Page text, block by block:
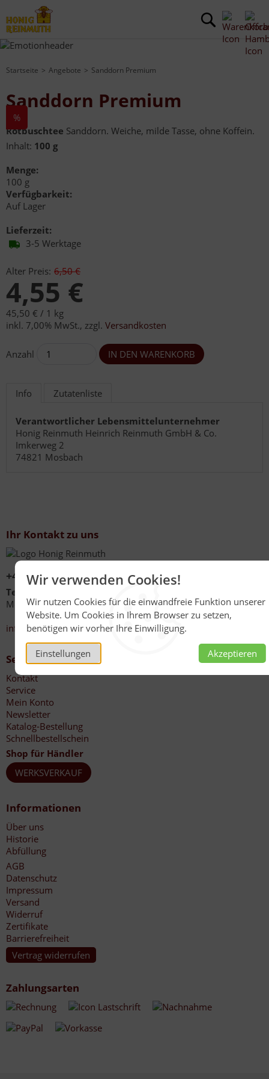
Wir verwenden Cookies!
Wir nutzen Cookies für die einwandfreie Funktion unserer
Website. Um Cookies in Ihrem Browser zu setzen,
benötigen wir vorher Ihre Einwilligung.
Einstellungen Akzeptieren
Startseite Angebote Sanddorn Premium
%
Sanddorn Premium
Rotbuschtee Sanddorn. Weiche, milde Tasse, ohne Koffein.
Inhalt: 100 g
Menge:
100 g
Verfügbarkeit:
Auf Lager
Lieferzeit:
3-5 Werktage
Alter Preis: 6,50 €
4,55 €
45,50 € / 1 kg
inkl. 7,00% MwSt., zzgl. Versandkosten
Anzahl
Info Zutatenliste
Verantwortlicher Lebensmittelunternehmer
Honig Reinmuth Heinrich Reinmuth GmbH & Co.
Imkerweg 2
74821 Mosbach
Ihr Kontakt zu uns
+49 (0)6267 1021
Telefonzeiten
Mo - Fr 08:00 - 12:00 Uhr
13:30 - 17:00 Uhr
info@honig-reinmuth.de
Service
Kontakt
Service
Mein Konto
Newsletter
Katalog-Bestellung
Schnellbestellschein
Shop für Händler
WERKSVERKAUF
Informationen
Über uns
Historie
Abfüllung
AGB
Datenschutz
Impressum
Versand
Widerruf
Zertifikate
Barrierefreiheit
Vertrag widerrufen
Zahlungsarten